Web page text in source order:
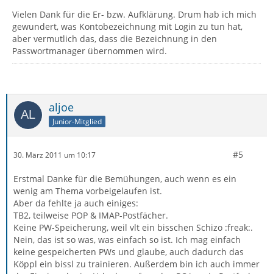
Vielen Dank für die Er- bzw. Aufklärung. Drum hab ich mich
gewundert, was Kontobezeichnung mit Login zu tun hat,
aber vermutlich das, dass die Bezeichnung in den
Passwortmanager übernommen wird.
aljoe
Junior-Mitglied
30. März 2011 um 10:17 #5
Erstmal Danke für die Bemühungen, auch wenn es ein
wenig am Thema vorbeigelaufen ist.
Aber da fehlte ja auch einiges:
TB2, teilweise POP & IMAP-Postfächer.
Keine PW-Speicherung, weil vlt ein bisschen Schizo :freak:.
Nein, das ist so was, was einfach so ist. Ich mag einfach
keine gespeicherten PWs und glaube, auch dadurch das
Köppl ein bissl zu trainieren. Außerdem bin ich auch immer